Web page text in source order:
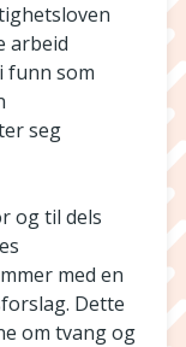
arbeid
funn som
seg
og til dels
med en
Dette
om tvang og